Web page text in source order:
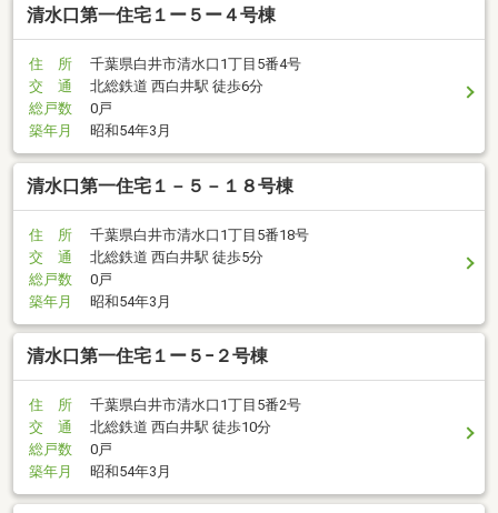
清水口第一住宅１ー５ー４号棟
住 所
千葉県白井市清水口1丁目5番4号
交 通
北総鉄道 西白井駅 徒歩6分
総戸数
0戸
築年月
昭和54年3月
清水口第一住宅１－５－１８号棟
住 所
千葉県白井市清水口1丁目5番18号
交 通
北総鉄道 西白井駅 徒歩5分
総戸数
0戸
築年月
昭和54年3月
清水口第一住宅１ー５−２号棟
住 所
千葉県白井市清水口1丁目5番2号
交 通
北総鉄道 西白井駅 徒歩10分
総戸数
0戸
築年月
昭和54年3月